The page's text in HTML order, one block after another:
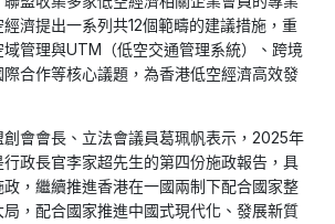
濟提出一系列共12個範疇的建議措施，重
管理與UTM（低空交通管理系統）、跨境
合作等核心議題，為香港低空經濟高效發
會會長、立法會議員葛珮帆表示，2025年
政長官李家超先生的第四份施政報告，具
，繼續推進香港在一國兩制下配合國家整
，配合國家推進中國式現代化、發展新質